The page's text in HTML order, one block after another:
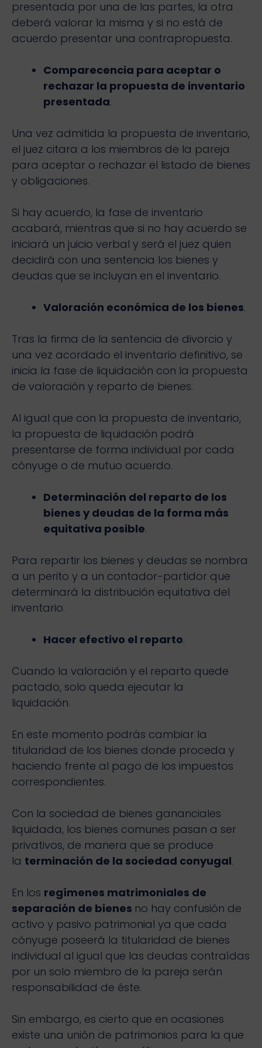
presentada por una de las partes, la otra
deberá valorar la misma y si no está de
acuerdo presentar una contrapropuesta.
Comparecencia para aceptar o
rechazar la propuesta de inventario
presentada.
Una vez admitida la propuesta de inventario,
el juez citara a los miembros de la pareja
para aceptar o rechazar el listado de bienes
y obligaciones.
Si hay acuerdo, la fase de inventario
acabará, mientras que si no hay acuerdo se
iniciará un juicio verbal y será el juez quien
decidirá con una sentencia los bienes y
deudas que se incluyan en el inventario.
Valoración económica de los bienes.
Tras la firma de la sentencia de divorcio y
una vez acordado el inventario definitivo, se
inicia la fase de liquidación con la propuesta
de valoración y reparto de bienes.
Al igual que con la propuesta de inventario,
la propuesta de liquidación podrá
presentarse de forma individual por cada
cónyuge o de mutuo acuerdo.
Determinación del reparto de los
bienes y deudas de la forma más
equitativa posible.
Para repartir los bienes y deudas se nombra
a un perito y a un contador-partidor que
determinará la distribución equitativa del
inventario.
Hacer efectivo el reparto.
Cuando la valoración y el reparto quede
pactado, solo queda ejecutar la
liquidación.
En este momento podrás cambiar la
titularidad de los bienes donde proceda y
haciendo frente al pago de los impuestos
correspondientes.
Con la sociedad de bienes gananciales
liquidada, los bienes comunes pasan a ser
privativos, de manera que se produce
la terminación de la sociedad conyugal.
En los regímenes matrimoniales de
separación de bienes no hay confusión de
activo y pasivo patrimonial ya que cada
cónyuge poseerá la titularidad de bienes
individual al igual que las deudas contraídas
por un solo miembro de la pareja serán
responsabilidad de éste.
Sin embargo, es cierto que en ocasiones
existe una unión de patrimonios para la que